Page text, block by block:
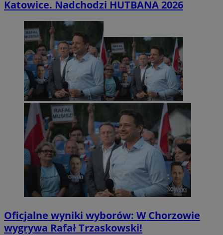
Katowice. Nadchodzi HUTBANA 2026
Oficjalne wyniki wyborów: W Chorzowie
wygrywa Rafał Trzaskowski!